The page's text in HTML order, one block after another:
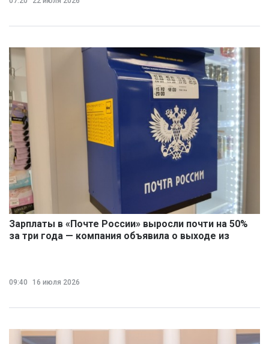
Зарплаты в «Почте России» выросли почти на 50%
за три года — компания объявила о выходе из
09:40 16 июля 2026